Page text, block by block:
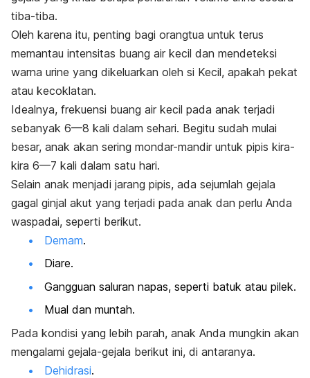
tiba-tiba.
Oleh karena itu, penting bagi orangtua untuk terus
memantau intensitas buang air kecil dan mendeteksi
warna urine yang dikeluarkan oleh si Kecil, apakah pekat
atau kecoklatan.
Idealnya, frekuensi buang air kecil pada anak terjadi
sebanyak 6—8 kali dalam sehari. Begitu sudah mulai
besar, anak akan sering mondar-mandir untuk pipis kira-
kira 6—7 kali dalam satu hari.
Selain anak menjadi jarang pipis, ada sejumlah gejala
gagal ginjal akut yang terjadi pada anak dan perlu Anda
waspadai, seperti berikut.
Demam.
Diare.
Gangguan saluran napas, seperti batuk atau pilek.
Mual dan muntah.
Pada kondisi yang lebih parah, anak Anda mungkin akan
mengalami gejala-gejala berikut ini, di antaranya.
Dehidrasi.